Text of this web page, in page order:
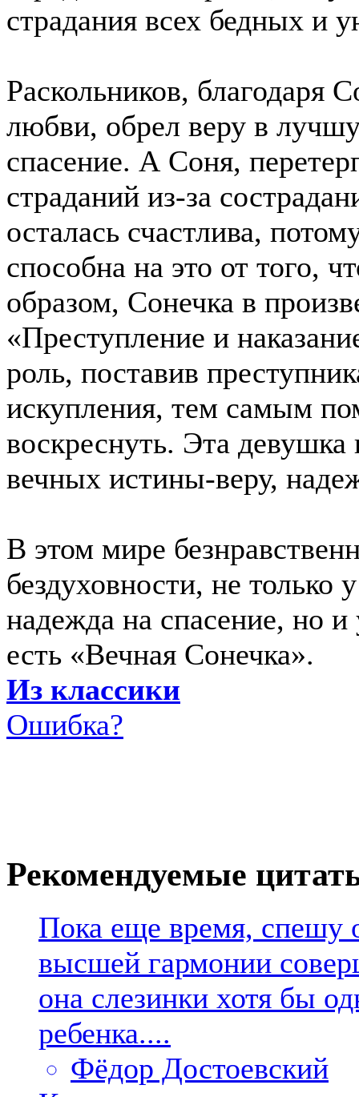
страдания всех бедных и
Раскольников, благодаря
любви, обрел веру в
спасение. А Соня,
страданий из-за
осталась счастлива,
способна на это от того,
образом, Сонечка в
«Преступление и
роль, поставив
искупления, тем самым
воскреснуть. Эта девушка
вечных истины-веру,
В этом мире
бездуховности, не только
надежда на спасение, но и
есть «Вечная Сонечка».
Из классики
Ошибка?
Рекомендуемые
Пока еще время, спешу
высшей гармонии
она слезинки хотя бы
ребенка....
Фёдор Достоевский